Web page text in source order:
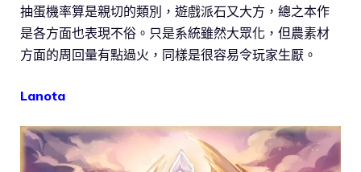
抽蛋機率算是親切的類別，遊戲派石又大方，總之本作
是各方面也表現不俗。只是系統雖然大眾化，但農素材
方面的周回量有點過火，同樣是很容易令玩家生厭。
Lanota